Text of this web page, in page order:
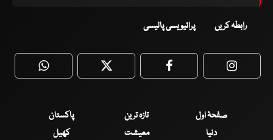
رابطہ کریں پرائیویسی پالیسی
WhatsApp Twitter Facebook
صفحۂ اول تازہ ترین
پاکستان
دنیا
معیشت کھیل